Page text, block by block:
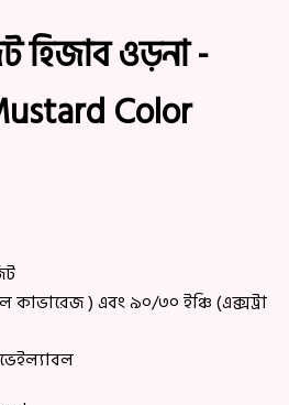
হিজাব ওড়না -
Color
) এবং ৯০/৩০ ইঞ্চি (এক্সট্রা